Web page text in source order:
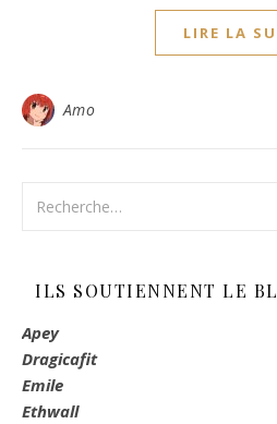
LIRE LA
Amo
ILS SOUTIENNENT LE
Apey
Dragicafit
Emile
Ethwall